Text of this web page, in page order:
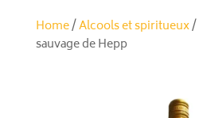
Home/Alcools et spiritueux/
sauvage de Hepp